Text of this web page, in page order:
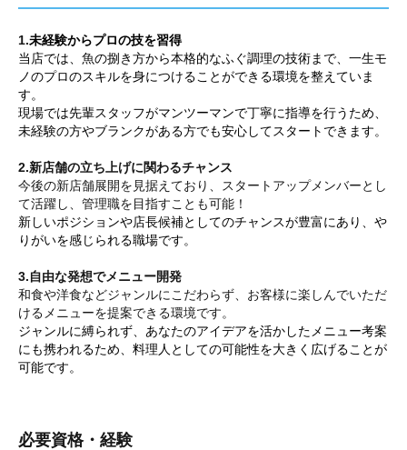
1.未経験からプロの技を習得
当店では、魚の捌き方から本格的なふぐ調理の技術まで、一生モ
ノのプロのスキルを身につけることができる環境を整えていま
す。
現場では先輩スタッフがマンツーマンで丁寧に指導を行うため、
未経験の方やブランクがある方でも安心してスタートできます。
2.新店舗の立ち上げに関わるチャンス
今後の新店舗展開を見据えており、スタートアップメンバーとし
て活躍し、管理職を目指すことも可能！
新しいポジションや店長候補としてのチャンスが豊富にあり、や
りがいを感じられる職場です。
3.自由な発想でメニュー開発
和食や洋食などジャンルにこだわらず、お客様に楽しんでいただ
けるメニューを提案できる環境です。
ジャンルに縛られず、あなたのアイデアを活かしたメニュー考案
にも携われるため、料理人としての可能性を大きく広げることが
可能です。
必要資格・経験